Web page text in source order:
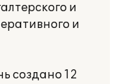
и
и
создано 12